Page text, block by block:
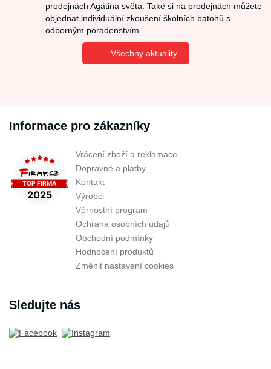
prodejnách Agátina světa. Také si na prodejnách můžete
objednat individuální zkoušení školních batohů s
odborným poradenstvím.
Všechny aktuality
Informace pro zákazníky
Vrácení zboží a reklamace
Dopravné a platby
Kontakt
Výrobci
Věrnostní program
Ochrana osobních údajů
Obchodní podmínky
Hodnocení produktů
Změnit nastavení cookies
Sledujte nás